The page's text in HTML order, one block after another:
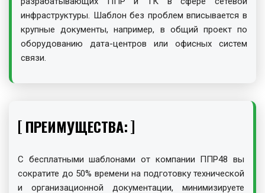
инфраструктуры. Шаблон без проблем вписывается в
крупные документы, например, в общий проект по
оборудованию дата-центров или офисных систем
связи.
ПРЕИМУЩЕСТВА:
С бесплатными шаблонами от компании ППР48 вы
сократите до 50% времени на подготовку технической
и организационной документации, минимизируете